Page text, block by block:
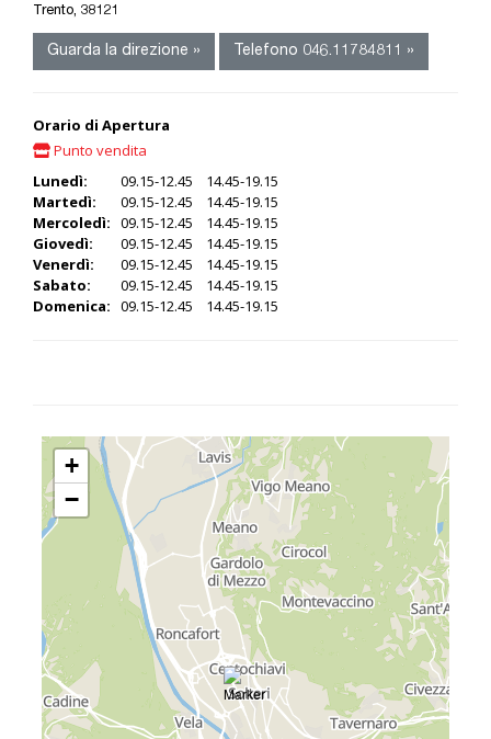
Trento, 38121
Guarda la direzione » Telefono 046.11784811 »
Orario di Apertura
Punto vendita
Lunedì:
09.15-12.45 14.45-19.15
Martedì:
09.15-12.45 14.45-19.15
Mercoledì: 09.15-12.45 14.45-19.15
Giovedì:
09.15-12.45 14.45-19.15
Venerdì:
09.15-12.45 14.45-19.15
Sabato:
09.15-12.45 14.45-19.15
Domenica: 09.15-12.45 14.45-19.15